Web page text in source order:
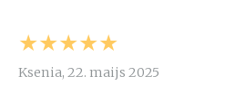
★★★★★
Ksenia, 22. maijs 2025